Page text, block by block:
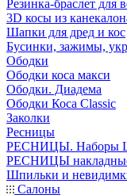
Резинка-браслет для
3D косы из
Шапки для дред и кос
Бусинки, зажимы,
Ободки
Ободки коса макси
Ободки. Диадема
Ободки Коса Classic
Заколки
Ресницы
РЕСНИЦЫ. Наборы
РЕСНИЦЫ
Шпильки и
Салоны